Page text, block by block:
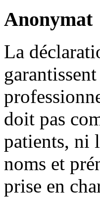
Anonymat
La
doit pas
patients, ni
noms et
prise en